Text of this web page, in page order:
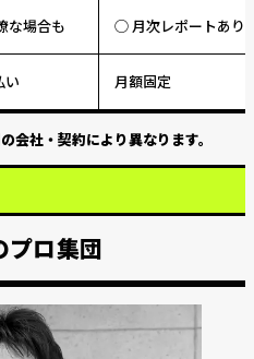
な場合も ◯ 月次レポートあり
い 月額固定
会社・契約により異なります。
プロ集団